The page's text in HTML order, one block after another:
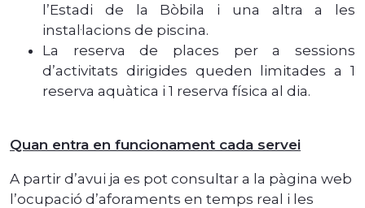
l’Estadi de la Bòbila i una altra a les
instal·lacions de piscina.
La reserva de places per a sessions
d’activitats dirigides queden limitades a 1
reserva aquàtica i 1 reserva física al dia.
Quan entra en funcionament cada servei
A partir d’avui ja es pot consultar a la pàgina web
l’ocupació d’aforaments en temps real i les